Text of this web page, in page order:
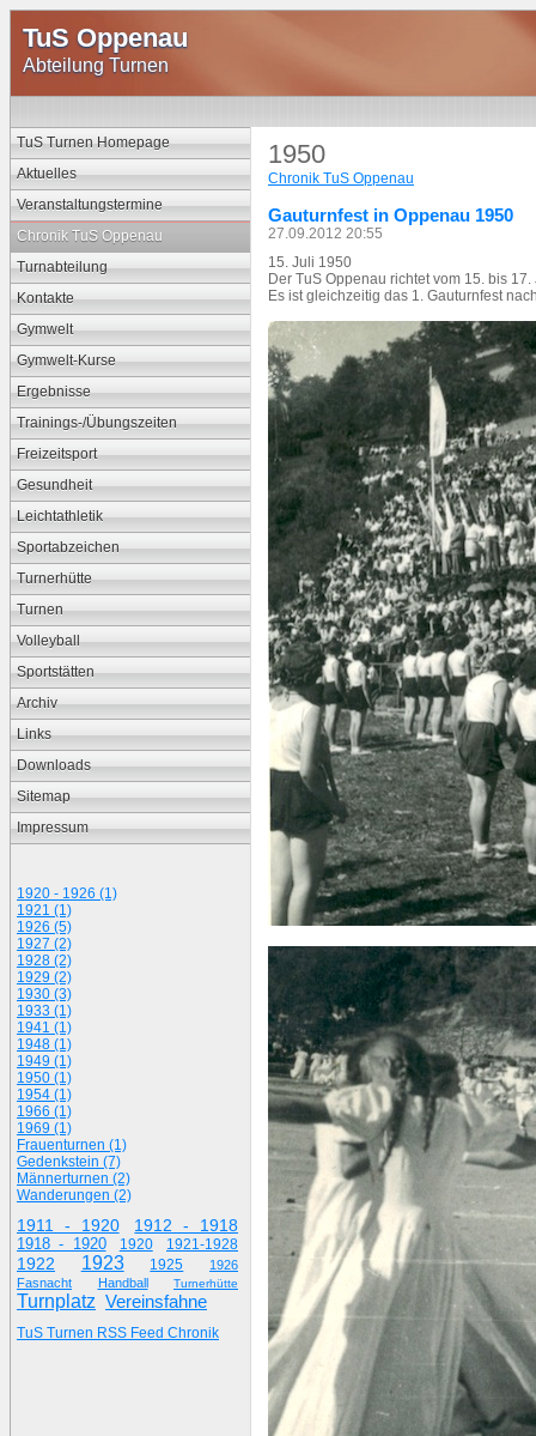
TuS Oppenau
Abteilung Turnen
TuS Turnen Homepage
Aktuelles
Veranstaltungstermine
Chronik TuS Oppenau
Turnabteilung
Kontakte
Gymwelt
Gymwelt-Kurse
Ergebnisse
Trainings-/Übungszeiten
Freizeitsport
Gesundheit
Leichtathletik
Sportabzeichen
Turnerhütte
Turnen
Volleyball
Sportstätten
Archiv
Links
Downloads
Sitemap
Impressum
1920 - 1926 (1)
1921 (1)
1926 (5)
1927 (2)
1928 (2)
1929 (2)
1930 (3)
1933 (1)
1941 (1)
1948 (1)
1949 (1)
1950 (1)
1954 (1)
1966 (1)
1969 (1)
Frauenturnen (1)
Gedenkstein (7)
Männerturnen (2)
Wanderungen (2)
1911 - 1920
1912 - 1918
1918 - 1920
1920 1921-1928
1922 1923 1925
1926
Fasnacht
Handball Turnerhütte
Turnplatz Vereinsfahne
TuS Turnen RSS Feed Chronik
1950
Chronik TuS Oppenau
Gauturnfest in Oppenau 1950
27.09.2012 20:55
15. Juli 1950
Der TuS Oppenau richtet vom 15. bis
Es ist gleichzeitig das 1. Gauturnfest